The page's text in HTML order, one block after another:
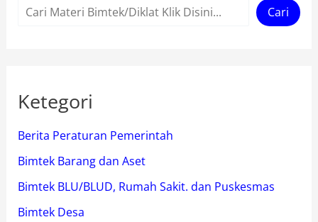
Cari
Ketegori
Berita Peraturan Pemerintah
Bimtek Barang dan Aset
Bimtek BLU/BLUD, Rumah Sakit. dan Puskesmas
Bimtek Desa